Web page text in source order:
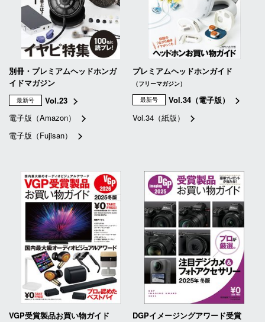
別冊・プレミアムヘッドホンガ
イドマガジン
最新号
Vol.23
電子版（Amazon）
電子版（Fujisan）
プレミアムヘッドホンガイド
（フリーマガジン）
最新号
Vol.34（電子版）
Vol.34（紙版）
VGP受賞製品お買い物ガイド
DGPイメージングアワード受賞